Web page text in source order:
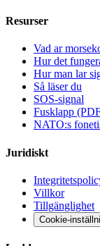
Resurser
Vad ar
Hur det
Hur man lar
Så läser du
SOS-signal
Fusklapp
NATO:s
Juridiskt
Villkor
Tillgänglighet
Cookie-